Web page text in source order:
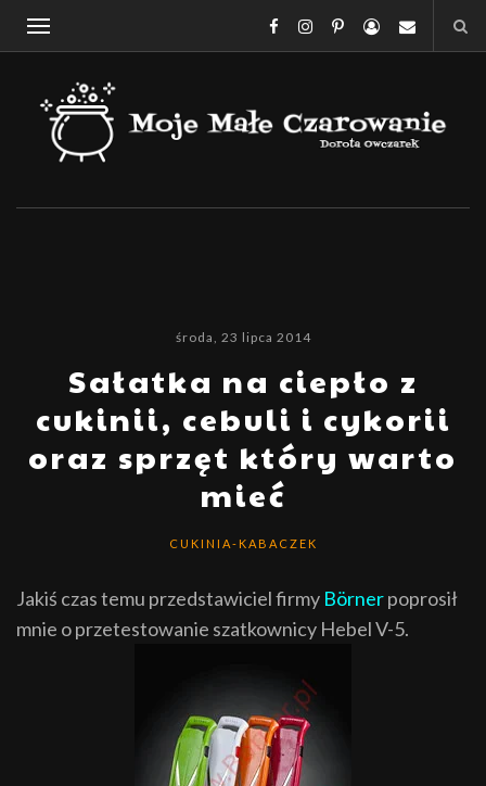
środa, 23 lipca 2014
Sałatka na ciepło z
cukinii, cebuli i cykorii
oraz sprzęt który warto
mieć
CUKINIA-KABACZEK
Jakiś czas temu przedstawiciel firmy Börnerpoprosił
mnie o przetestowanie szatkownicy Hebel V-5.